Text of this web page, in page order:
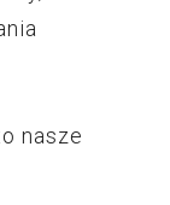
nasze